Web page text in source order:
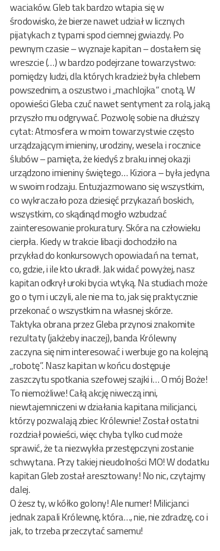
waciaków. Gleb tak bardzo wtapia się w
środowisko, że bierze nawet udział w licznych
pijatykach z typami spod ciemnej gwiazdy. Po
pewnym czasie – wyznaje kapitan – dostałem się
wreszcie (…) w bardzo podejrzane towarzystwo:
pomiędzy ludzi, dla których kradzież była chlebem
powszednim, a oszustwo i „machlojka” cnotą. W
opowieści Gleba czuć nawet sentyment za rolą, jaką
przyszło mu odgrywać. Pozwolę sobie na dłuższy
cytat: Atmosfera w moim towarzystwie często
urządzającym imieniny, urodziny, wesela i rocznice
ślubów – pamięta, że kiedyś z braku innej okazji
urządzono imieniny świętego… Kiziora – była jedyna
w swoim rodzaju. Entuzjazmowano się wszystkim,
co wykraczało poza dziesięć przykazań boskich,
wszystkim, co skądinąd mogło wzbudzać
zainteresowanie prokuratury. Skóra na człowieku
cierpła. Kiedy w trakcie libacji dochodziło na
przykład do konkursowych opowiadań na temat,
co, gdzie, i ile kto ukradł. Jak widać powyżej, nasz
kapitan odkrył uroki bycia wtyką. Na studiach może
go o tym i uczyli, ale nie ma to, jak się praktycznie
przekonać o wszystkim na własnej skórze.
Taktyka obrana przez Gleba przynosi znakomite
rezultaty (jakżeby inaczej), banda Królewny
zaczyna się nim interesować i werbuje go na kolejną
„robotę”. Nasz kapitan w końcu dostępuje
zaszczytu spotkania szefowej szajki i… O mój Boże!
To niemożliwe! Całą akcję niweczą inni,
niewtajemniczeni w działania kapitana milicjanci,
którzy pozwalają zbiec Królewnie! Został ostatni
rozdział powieści, więc chyba tylko cud może
sprawić, że ta niezwykła przestępczyni zostanie
schwytana. Przy takiej nieudolności MO! W dodatku
kapitan Gleb został aresztowany! No nic, czytajmy
dalej.
O żesz ty, w kółko golony! Ale numer! Milicjanci
jednak zapali Królewnę, która…, nie, nie zdradzę, co i
jak, to trzeba przeczytać samemu!